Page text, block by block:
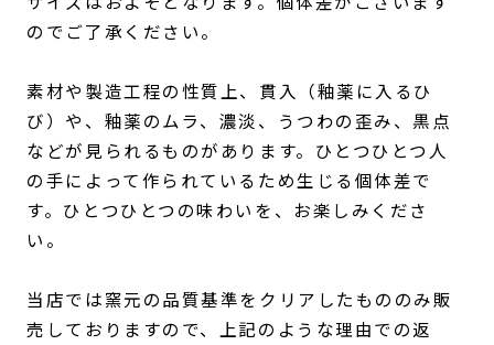
のでご了承ください。
素材や製造工程の性質上、貫入（釉薬に入るひ
び）や、釉薬のムラ、濃淡、うつわの歪み、黒点
などが見られるものがあります。ひとつひとつ人
の手によって作られているため生じる個体差で
す。ひとつひとつの味わいを、お楽しみくださ
い。
当店では窯元の品質基準をクリアしたもののみ販
売しておりますので、上記のような理由での返